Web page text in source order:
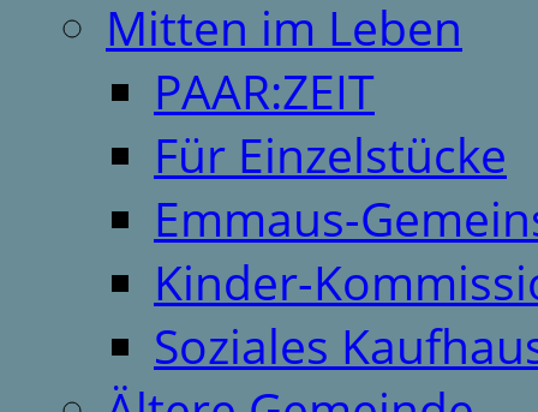
Mitten im Leben
PAAR:ZEIT
Für Einzelstücke
Emmaus-
Kinder-
Soziales